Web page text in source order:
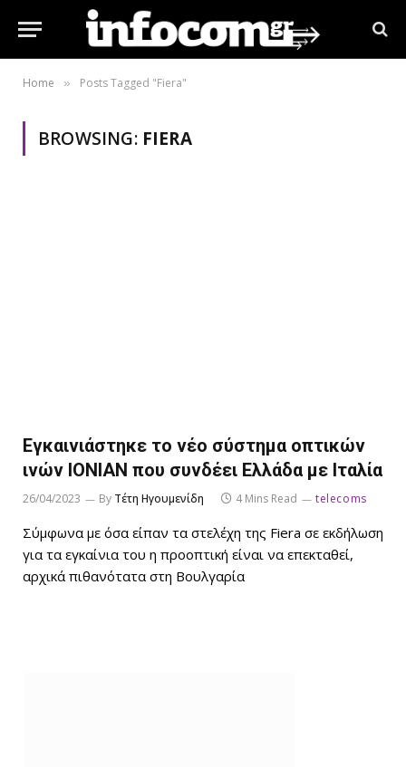
Home » Posts Tagged "Fiera"
BROWSING: FIERA
Εγκαινιάστηκε το νέο σύστημα οπτικών
ινών IONIAN που συνδέει Ελλάδα με Ιταλία
26/04/2023 By Τέτη Ηγουμενίδη 4 Mins Read telecoms
Σύμφωνα με όσα είπαν τα στελέχη της Fiera σε εκδήλωση
για τα εγκαίνια του η προοπτική είναι να επεκταθεί,
αρχικά πιθανότατα στη Βουλγαρία